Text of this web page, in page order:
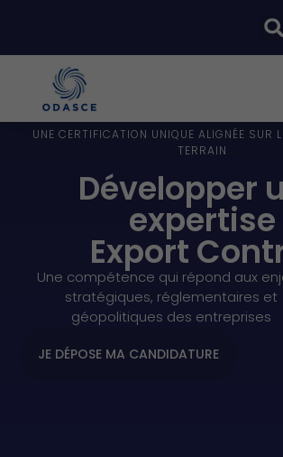
UNE CERTIFICATION UNIQUE ALIGNÉE SUR
TERRAIN
Développer
expertise
Export
Une compétence qui répond aux
stratégiques, réglementaires et
géopolitiques des entreprises
JE DÉPOSE MA CANDIDATURE